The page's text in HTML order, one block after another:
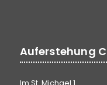
Auferstehung